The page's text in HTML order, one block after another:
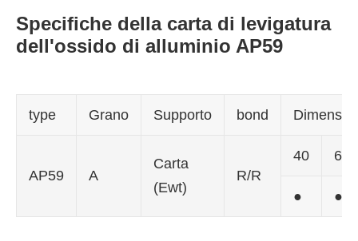
Specifiche della carta di levigatura
dell'ossido di alluminio AP59
type Grano Supporto bond
AP59 A
Carta
(Ewt)
R/R
40 60
● ●